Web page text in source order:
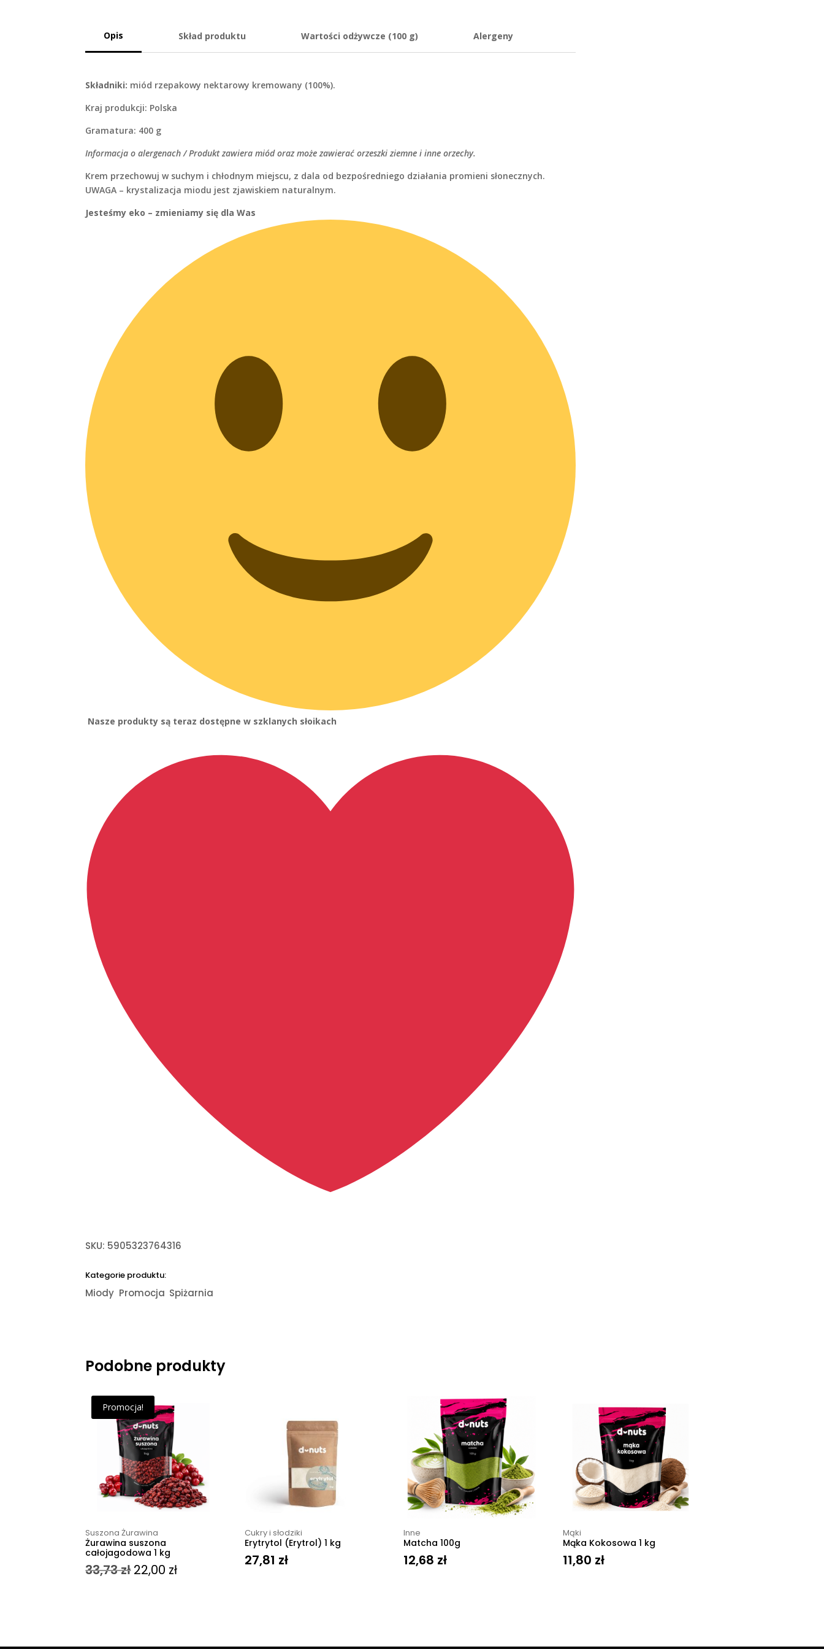
Opis Skład produktu Wartości odżywcze (100 g) Alergeny
Składniki: miód rzepakowy nektarowy kremowany (100%).
Kraj produkcji: Polska
Gramatura: 400 g
Informacja o alergenach / Produkt zawiera miód oraz może zawierać orzeszki ziemne i inne orzechy.
Krem przechowuj w suchym i chłodnym miejscu, z dala od bezpośredniego działania promieni słonecznych.
UWAGA – krystalizacja miodu jest zjawiskiem naturalnym.
Jesteśmy eko – zmieniamy się dla Was
Nasze produkty są teraz dostępne w szklanych słoikach
SKU: 5905323764316
Kategorie produktu:
Miody Promocja Spiżarnia
Podobne produkty
Promocja!
Suszona Żurawina
Żurawina suszona
całojagodowa 1 kg
33,73złPierwotna
22,00 złAktualna
Cukry i słodziki
Erytrytol (Erytrol) 1 kg
27,81 zł
Inne
Matcha 100g
12,68 zł
Mąki
Mąka Kokosowa 1 kg
11,80 zł